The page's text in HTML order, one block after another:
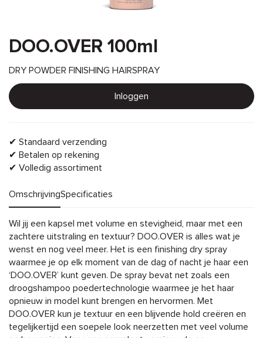
DOO.OVER 100ml
DRY POWDER FINISHING HAIRSPRAY
Inloggen
✔ Standaard verzending
✔ Betalen op rekening
✔ Volledig assortiment
OmschrijvingSpecificaties
Omschrijving
Wil jij een kapsel met volume en stevigheid, maar met een
zachtere uitstraling en textuur? DOO.OVER is alles wat je
wenst en nog veel meer. Het is een finishing dry spray
waarmee je op elk moment van de dag of nacht je haar een
‘DOO.OVER’ kunt geven. De spray bevat net zoals een
droogshampoo poedertechnologie waarmee je het haar
opnieuw in model kunt brengen en hervormen. Met
DOO.OVER kun je textuur en een blijvende hold creëren en
tegelijkertijd een soepele look neerzetten met veel volume